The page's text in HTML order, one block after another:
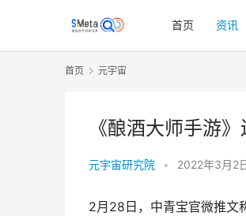
首页 资讯
首页 元宇宙
《酿酒大师手游
元宇宙研究院 • 2022年3月2
2月28日，中青宝官微推文